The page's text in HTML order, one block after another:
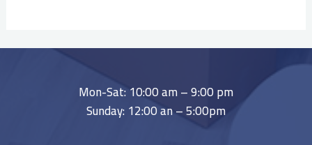
Mon-Sat: 10:00 am – 9:00 pm
Sunday: 12:00 an – 5:00pm